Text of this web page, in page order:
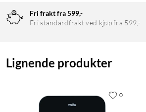
Fri frakt fra 599,-
Fri standardfrakt ved kjøp fra 599,-
Lignende produkter
0